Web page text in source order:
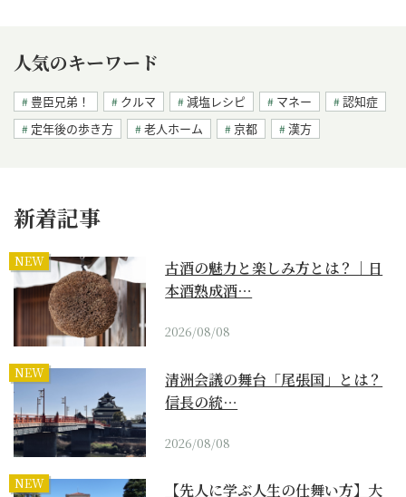
人気のキーワード
豊臣兄弟！ クルマ 減塩レシピ マネー
認知症
定年後の歩き方
老人ホーム 京都 漢方
新着記事
NEW
古酒の魅力と楽しみ方とは？｜日
本酒熟成酒…
2026/08/08
NEW
清洲会議の舞台「尾張国」とは？
信長の統…
2026/08/08
NEW
【先人に学ぶ人生の仕舞い方】大